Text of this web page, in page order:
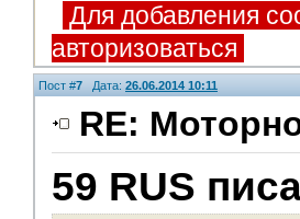
Для добавления
авторизоваться
Пост #7 Дата: 26.06.2014 10:11
RE:
59 RUS